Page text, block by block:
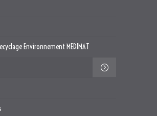
Environnement MEDIMAT